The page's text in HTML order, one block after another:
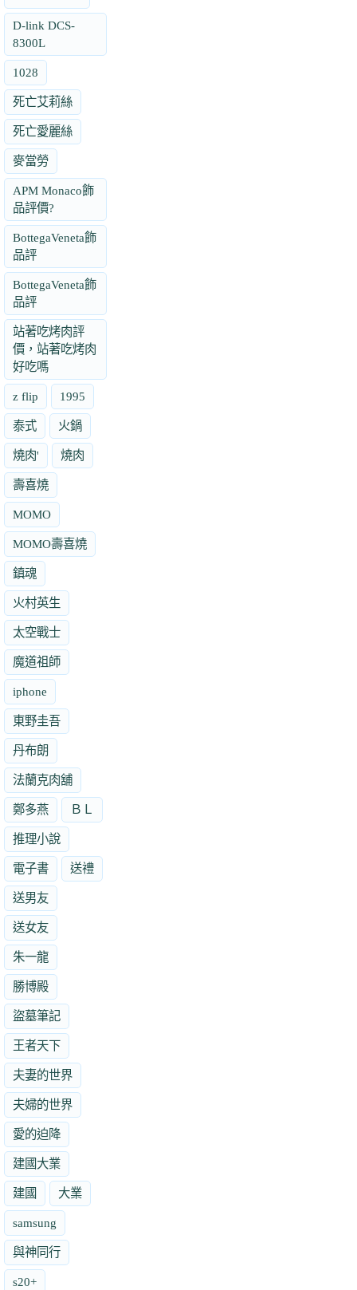
D-link DCS-
8300L
1028
死亡艾莉絲
死亡愛麗絲
麥當勞
APM Monaco飾
品評價?
BottegaVeneta飾
品評
BottegaVeneta飾
品評
站著吃烤肉評
價，站著吃烤肉
好吃嗎
z flip 1995
泰式 火鍋
燒肉' 燒肉
壽喜燒
MOMO
MOMO壽喜燒
鎮魂
火村英生
太空戰士
魔道祖師
iphone
東野圭吾
丹布朗
法蘭克肉舖
鄭多燕 ＢＬ
推理小說
電子書 送禮
送男友
送女友
朱一龍
勝博殿
盜墓筆記
王者天下
夫妻的世界
夫婦的世界
愛的迫降
建國大業
建國 大業
samsung
與神同行
s20+